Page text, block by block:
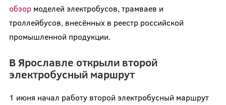
обзормоделей электробусов, трамваев и
троллейбусов, внесённых в реестр российской
промышленной продукции.
В Ярославле открыли второй
электробусный маршрут
1 июня начал работу второй электробусный маршрут